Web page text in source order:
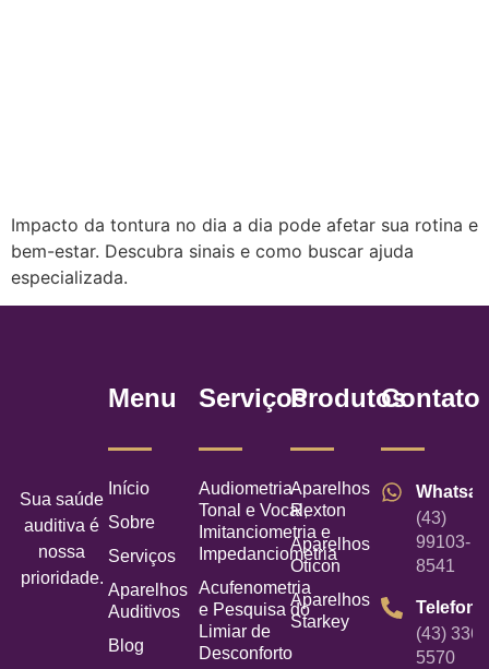
Impacto da tontura no dia a dia pode afetar sua rotina e
bem-estar. Descubra sinais e como buscar ajuda
especializada.
Sua saúde
auditiva é
nossa
prioridade.
Menu
Início
Sobre
Serviços
Aparelhos
Auditivos
Blog
Serviços
Audiometria
Tonal e Vocal,
Imitanciometria e
Impedanciometria
Acufenometria
e Pesquisa do
Limiar de
Desconforto
Produtos
Aparelhos
Rexton
Aparelhos
Oticon
Aparelhos
Starkey
Contato
(43)
99103-
8541
Telefone
(43)
5570